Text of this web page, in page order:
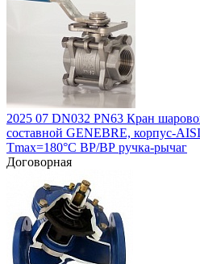
2025 07 DN032 PN63 Кран
составной GENEBRE, корпус-
Tmax=180°C ВР/ВР ручка-рычаг
Договорная